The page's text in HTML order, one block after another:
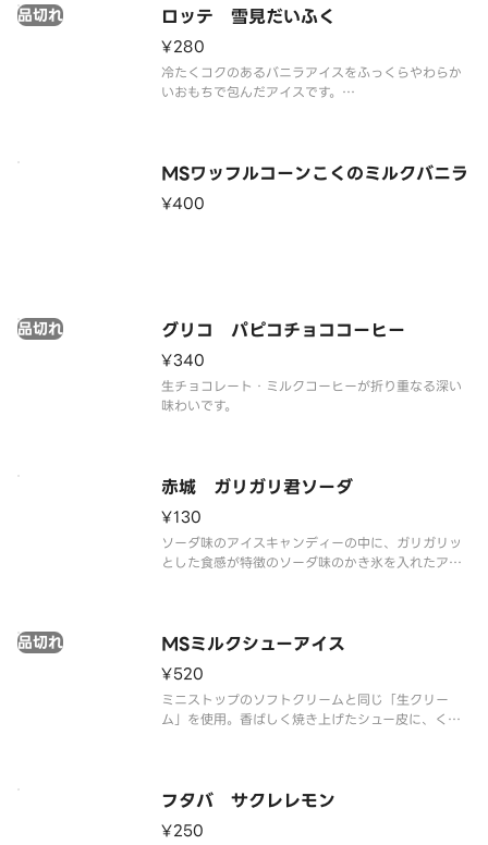
ロッテ 雪見だいふく
品切れ
¥280
冷たくコクのあるバニラアイスをふっくらやわらか
いおもちで包んだアイスです。
MSワッフルコーンこくのミルクバニラ
¥400
グリコ パピコチョココーヒー
品切れ
¥340
生チョコレート・ミルクコーヒーが折り重なる深い
味わいです。
赤城 ガリガリ君ソーダ
¥130
ソーダ味のアイスキャンディーの中に、ガリガリッ
とした食感が特徴のソーダ味のかき氷を入れたアイ
い。
MSミルクシューアイス
品切れ
¥520
ミニストップのソフトクリームと同じ「生クリー
ム」を使用。香ばしく焼き上げたシュー皮に、くち
フタバ サクレレモン
¥250